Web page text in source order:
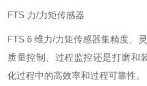
FTS 力/力矩传感器
FTS 6 维力/力矩传感器集精度、
质量控制、过程监控还是打磨和
化过程中的高效率和过程可靠性。